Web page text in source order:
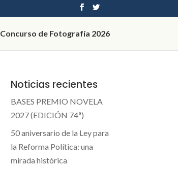
Concurso de Fotografía 2026
Noticias recientes
BASES PREMIO NOVELA
2027 (EDICIÓN 74ª)
50 aniversario de la Ley para
la Reforma Política: una
mirada histórica